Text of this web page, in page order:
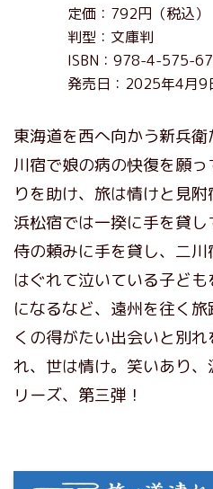
定価：792円（税込）
判型：文庫判
ISBN：978-4-575-
発売日：2025年4月9
東海道を西へ向かう新兵
川宿で娘の病の快復を願
りを助け、旅は情けと見附
浜松宿では一揆に手を貸
侍の頼みに手を貸し、二
はぐれて泣いている子ど
になるなど、遠州を往く
くの得がたい出会いと別
れ、世は情け。笑いあり
リーズ、第三弾！